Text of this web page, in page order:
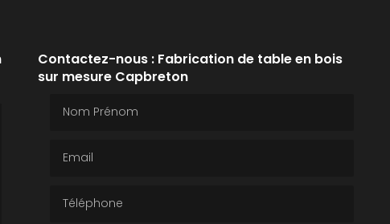
Contactez-nous : Fabrication de table en bois
sur mesure Capbreton